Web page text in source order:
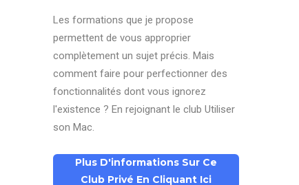
Les formations que je propose
permettent de vous approprier
complètement un sujet précis. Mais
comment faire pour perfectionner des
fonctionnalités dont vous ignorez
l'existence ? En rejoignant le club Utiliser
son Mac.
Plus D'informations Sur Ce
Club Privé En Cliquant Ici